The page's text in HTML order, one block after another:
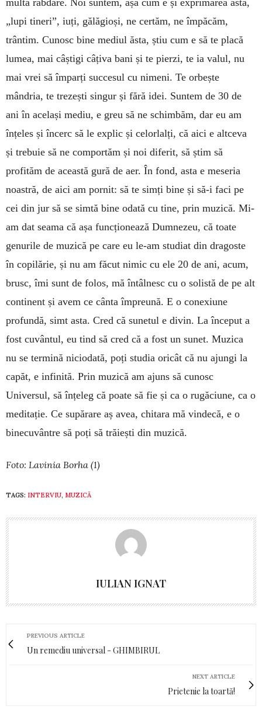
„lupi tineri”, iuți, gălăgioși, ne certăm, ne împăcăm,
trântim. Cunosc bine mediul ăsta, știu cum e să te placă
lumea, mai câștigi câțiva bani și te pierzi, te ia valul, nu
mai vrei să împarți succesul cu nimeni. Te orbește
mândria, te trezești singur și fără idei. Suntem de 30 de
ani în același mediu, e greu să ne schimbăm, dar eu am
înțeles și încerc să le explic și celorlalți, că aici e altceva
și trebuie să ne comportăm și noi diferit, să știm să
profităm de această gură de aer. În fond, asta e meseria
noastră, de aici am pornit: să te simți bine și să-i faci pe
cei din jur să se simtă bine odată cu tine, prin muzică. Mi-
am dat seama că așa funcționează Dumnezeu, că toate
genurile de muzică pe care eu le-am studiat din dragoste
în copilărie, și nu am făcut nimic cu ele 20 de ani, acum,
brusc, îmi sunt de folos, mă întâlnesc cu o solistă de pe alt
continent și avem ce cânta împreună. E o conexiune
profundă, simt asta. Cred că sunetul e divin. La început a
fost cuvântul, eu tind să cred că a fost un sunet. Muzica
nu se termină niciodată, poți studia oricât că nu ajungi la
capăt, e infinită. Prin muzică am ajuns să cunosc
Universul, să înțeleg că poate să fie și ca o rugăciune, ca o
meditație. Ce supărare aș avea, chitara mă vindecă, e o
binecuvântre să poți să trăiești din muzică.
Foto: Lavinia Borha (1)
TAGS: INTERVIU, MUZICĂ
IULIAN IGNAT
PREVIOUS ARTICLE
Un remediu universal - GHIMBIRUL
NEXT ARTICLE
Prietenie la toartă!